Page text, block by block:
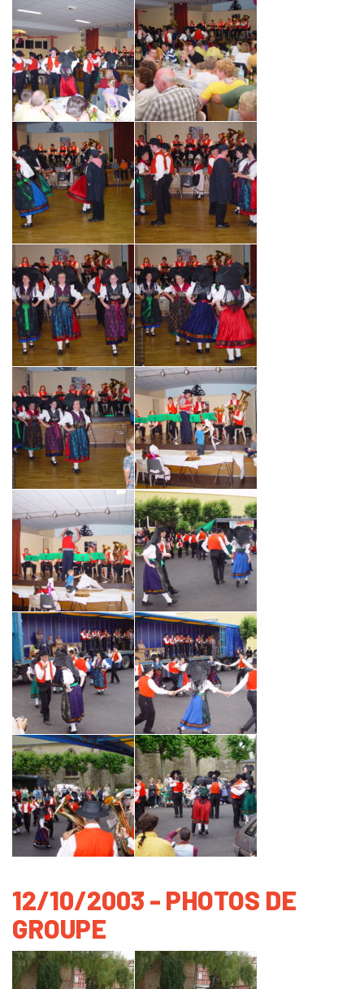
12/10/2003 - PHOTOS DE
GROUPE